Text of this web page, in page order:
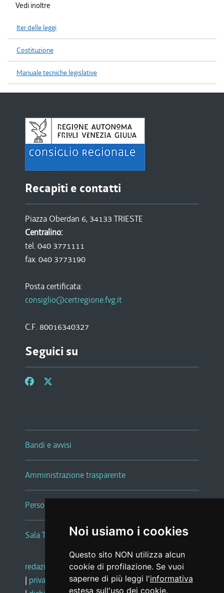
Noi usiamo i cookies
Questo sito NON utilizza alcun
cookie di profilazione. Se vuoi
saperne di più leggi l'informativa
estesa sull'uso dei cookie.
Vedi inoltre
Iter delle leggi
Costituzione
Manuale tecniche legislative
Recapiti e contatti
Piazza Oberdan 6, 34133 TRIESTE
Centralino:
tel. 040 3771111
fax. 040 3773190
Posta certificata:
consiglio@certregione.fvg.it
C.F. 80016340327
Seguici su
Bandi e avvisi
Amministrazione trasparente
Persone e Uffici
Sala Tiziano Tessitori
redazione web |note legali |glossario
| privacy
social media policy